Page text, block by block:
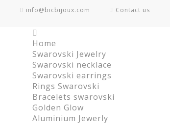
info@bicbijoux.com
Contact us
Home
Swarovski Jewelry
Swarovski necklace
Swarovski earrings
Rings Swarovski
Bracelets swarovski
Golden Glow
Aluminium Jewerly